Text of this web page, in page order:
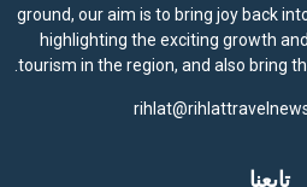
ground, our aim is to bring joy back
highlighting the exciting growth
tourism in the region, and also bring
تابعنا